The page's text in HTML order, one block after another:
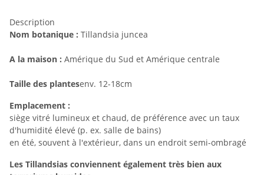
Description
Nom botanique : Tillandsia juncea
A la maison : Amérique du Sud et Amérique centrale
Taille des plantesenv. 12-18cm
Emplacement :
siège vitré lumineux et chaud, de préférence avec un taux
d'humidité élevé (p. ex. salle de bains)
en été, souvent à l'extérieur, dans un endroit semi-ombragé
Les Tillandsias conviennent également très bien aux